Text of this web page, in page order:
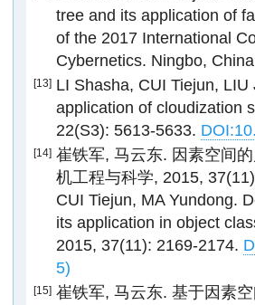
tree and its application of
of the 2017 International
Cybernetics. Ningbo,
[13] LI Shasha, CUI Tiejun,
application of cloudization
22(S3): 5613-5633.
[14] 崔铁军, 马云东. 因素空间
机工程与科学, 2015,
CUI Tiejun, MA Yundong.
its application in object
2015, 37(11): 2169-2174.
5)
[15] 崔铁军, 马云东. 基于因素